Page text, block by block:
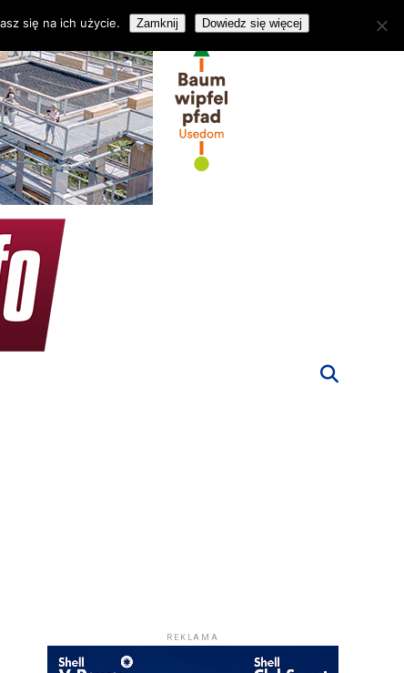
REKLAMA
się na ich użycie. Zamknij Dowiedz się więcej